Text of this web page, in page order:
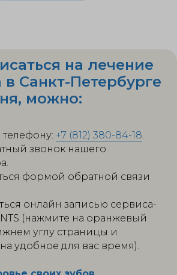
на лечение
в Санкт-Петербурге
можно:
+7 (812) 380-84-18.
звонок нашего
формой обратной связи
онлайн записью сервиса-
(нажмите на оранжевый
углу страницы и
удобное для вас время).